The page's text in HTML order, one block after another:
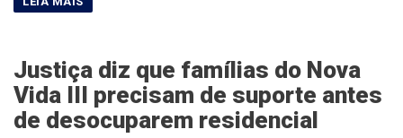
Justiça diz que famílias do Nova
Vida III precisam de suporte antes
de desocuparem residencial